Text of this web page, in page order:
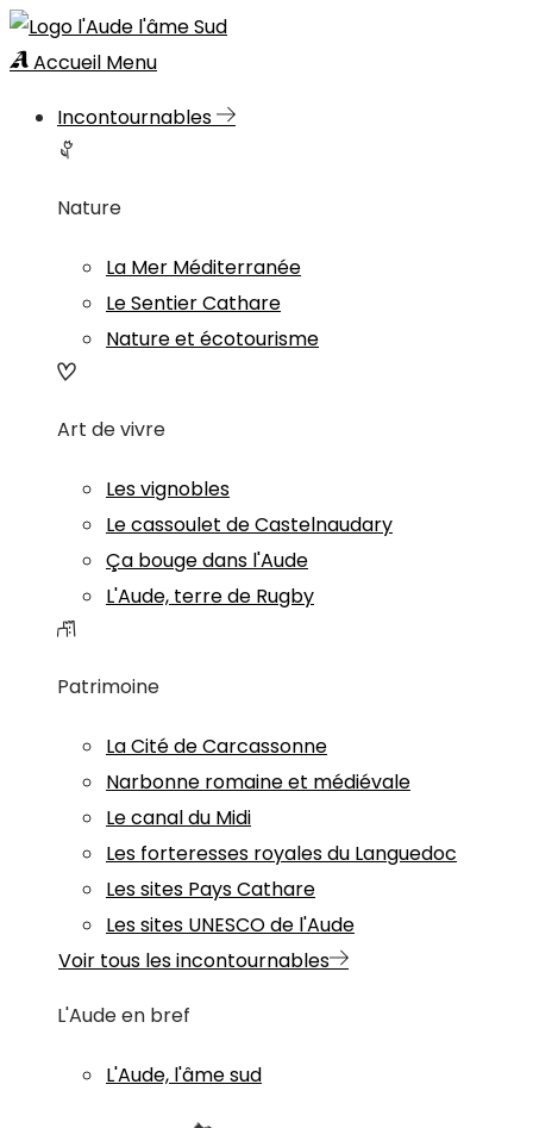
Accueil Menu
Incontournables
Nature
La Mer Méditerranée
Le Sentier Cathare
Nature et écotourisme
Art de vivre
Les vignobles
Le cassoulet de Castelnaudary
Ça bouge dans l'Aude
L'Aude, terre de Rugby
Patrimoine
La Cité de Carcassonne
Narbonne romaine et médiévale
Le canal du Midi
Les forteresses royales du Languedoc
Les sites Pays Cathare
Les sites UNESCO de l'Aude
Voir tous les incontournables
L'Aude en bref
L'Aude, l'âme sud